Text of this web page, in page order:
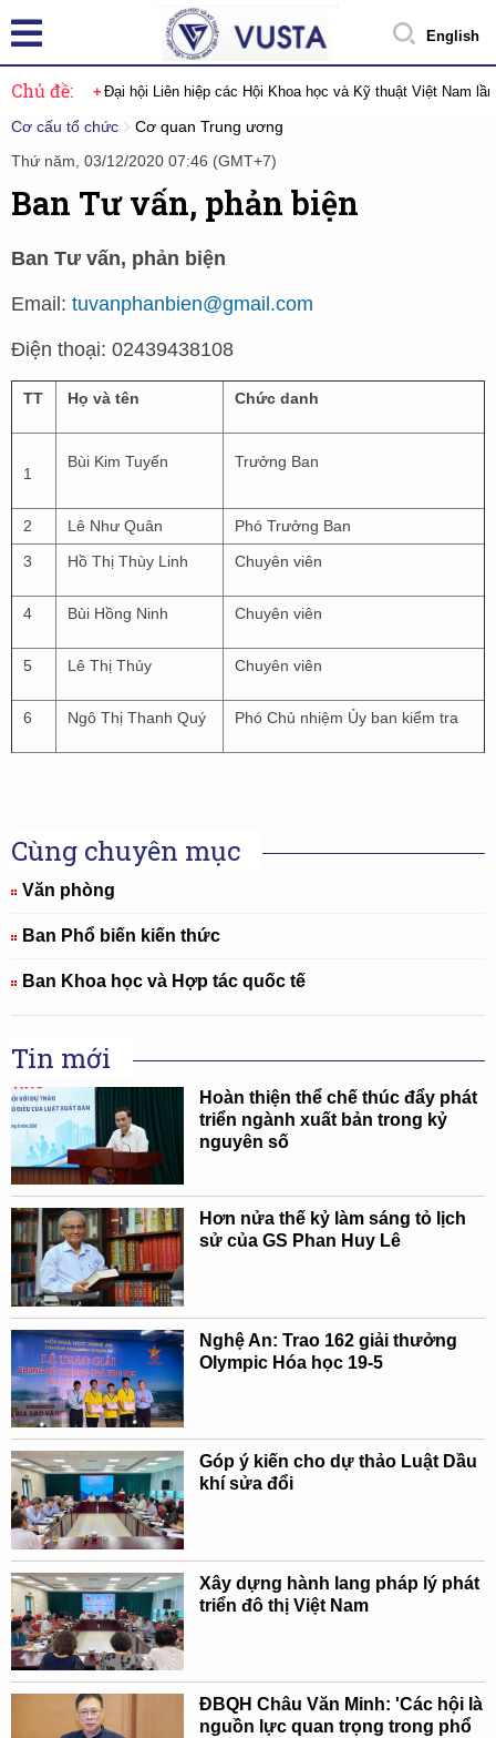
English
Chủ đề: Đại hội Liên hiệp các Hội Khoa học và Kỹ thuật Việt Nam
Cơ cấu tổ chức
Cơ quan Trung ương
Thứ năm, 03/12/2020 07:46 (GMT+7)
Ban Tư vấn, phản biện
Ban Tư vấn, phản biện
Email: tuvanphanbien@gmail.com
Điện thoại: 02439438108
TT Họ và tên Chức danh
1
Bùi Kim Tuyến Trưởng Ban
2 Lê Như Quân
Phó Trưởng Ban
3
Hồ Thị Thùy Linh Chuyên viên
4 Bùi Hồng Ninh Chuyên viên
5 Lê Thị Thủy Chuyên viên
6 Ngô Thị Thanh Quý Phó Chủ nhiệm Ủy ban kiểm tra
Cùng chuyên mục
Văn phòng
Ban Phổ biến kiến thức
Ban Khoa học và Hợp tác quốc tế
Tin mới
Hoàn thiện thể chế thúc đẩy phát
triển ngành xuất bản trong kỷ
nguyên số
Hơn nửa thế kỷ làm sáng tỏ lịch
sử của GS Phan Huy Lê
Nghệ An: Trao 162 giải thưởng
Olympic Hóa học 19-5
Góp ý kiến cho dự thảo Luật Dầu
khí sửa đổi
Xây dựng hành lang pháp lý phát
triển đô thị Việt Nam
ĐBQH Châu Văn Minh: 'Các hội là
nguồn lực quan trọng trong phổ